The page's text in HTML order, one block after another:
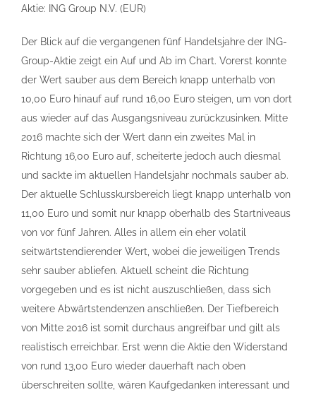
Aktie: ING Group N.V. (EUR)
Der Blick auf die vergangenen fünf Handelsjahre der ING-
Group-Aktie zeigt ein Auf und Ab im Chart. Vorerst konnte
der Wert sauber aus dem Bereich knapp unterhalb von
10,00 Euro hinauf auf rund 16,00 Euro steigen, um von dort
aus wieder auf das Ausgangsniveau zurückzusinken. Mitte
2016 machte sich der Wert dann ein zweites Mal in
Richtung 16,00 Euro auf, scheiterte jedoch auch diesmal
und sackte im aktuellen Handelsjahr nochmals sauber ab.
Der aktuelle Schlusskursbereich liegt knapp unterhalb von
11,00 Euro und somit nur knapp oberhalb des Startniveaus
von vor fünf Jahren. Alles in allem ein eher volatil
seitwärtstendierender Wert, wobei die jeweiligen Trends
sehr sauber abliefen. Aktuell scheint die Richtung
vorgegeben und es ist nicht auszuschließen, dass sich
weitere Abwärtstendenzen anschließen. Der Tiefbereich
von Mitte 2016 ist somit durchaus angreifbar und gilt als
realistisch erreichbar. Erst wenn die Aktie den Widerstand
von rund 13,00 Euro wieder dauerhaft nach oben
überschreiten sollte, wären Kaufgedanken interessant und